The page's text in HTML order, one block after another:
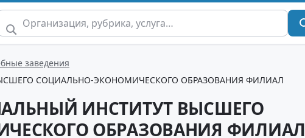
заведения
СОЦИАЛЬНО-ЭКОНОМИЧЕСКОГО ОБРАЗОВАНИЯ ФИЛИАЛ
ИНСТИТУТ ВЫСШЕГО
ОБРАЗОВАНИЯ ФИЛИАЛ